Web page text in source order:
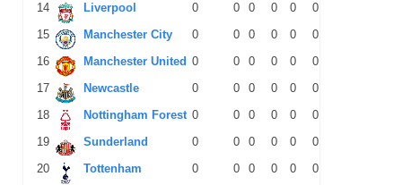
14
Liverpool 0 0 0 0 0 0
15
Manchester City 0 0 0 0 0 0
16
Manchester United 0 0 0 0 0 0
17
Newcastle 0 0 0 0 0 0
18
Nottingham Forest 0 0 0 0 0 0
19
Sunderland 0 0 0 0 0 0
20
Tottenham 0 0 0 0 0 0